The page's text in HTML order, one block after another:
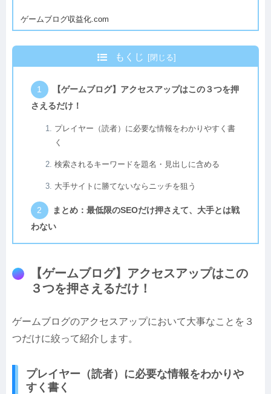
ゲームブログ収益化.com
もくじ
【ゲームブログ】アクセスアップはこの３つを押
さえるだけ！
プレイヤー（読者）に必要な情報をわかりやすく書
く
検索されるキーワードを題名・見出しに含める
大手サイトに勝てないならニッチを狙う
まとめ：最低限のSEOだけ押さえて、大手とは戦
わない
【ゲームブログ】アクセスアップはこの
３つを押さえるだけ！
ゲームブログのアクセスアップにおいて大事なことを３
つだけに絞って紹介します。
プレイヤー（読者）に必要な情報をわかりや
すく書く